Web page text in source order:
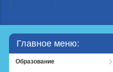
Главное меню:
Образование